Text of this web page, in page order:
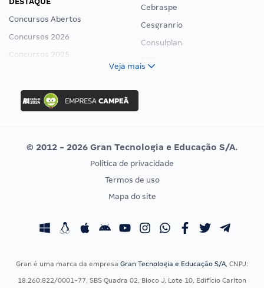
Concursos Abertos
Concursos 2026
Concursos 2025
Concurso Ibama
Concurso MPU
Editais publicados
Cebraspe
Cesgranrio
Consulplan
Vunesp
CONCURSOS POR PROFISSÃO
Concursos Fiscais
EXAME DE ORDEM
Calendário OAB
Veja mais
© 2012 - 2026 Gran Tecnologia e Educação S/A.
Política de privacidade
Termos de uso
Mapa do site
Gran é uma marca da empresa Gran Tecnologia e Educação S/A, CNPJ:
18.260.822/0001-77, SBS Quadra 02, Bloco J, Lote 10, Edifício Carlton